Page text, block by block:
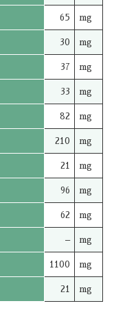
65 mg
30 mg
37 mg
33 mg
82 mg
210 mg
21 mg
96 mg
62 mg
– mg
1100 mg
21 mg